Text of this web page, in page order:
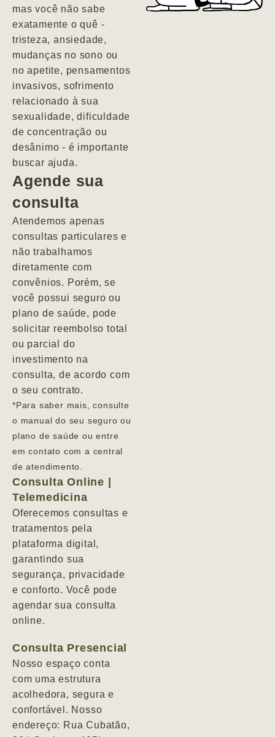
pensamentos
mas você não sabe
exatamente o quê -
tristeza, ansiedade,
mudanças no sono ou
no apetite, pensamentos
invasivos, sofrimento
relacionado à sua
sexualidade, dificuldade
de concentração ou
desânimo - é importante
buscar ajuda.
Agende sua
consulta
Atendemos apenas
consultas particulares e
não trabalhamos
diretamente com
convênios. Porém, se
você possui seguro ou
plano de saúde, pode
solicitar reembolso total
ou parcial do
investimento na
consulta, de acordo com
o seu contrato.
*Para saber mais, consulte
o manual do seu seguro ou
plano de saúde ou entre
em contato com a central
de atendimento.
Consulta Online |
Telemedicina
Oferecemos consultas e
tratamentos pela
plataforma digital,
garantindo sua
segurança, privacidade
e conforto. Você pode
agendar sua consulta
online.
Consulta Presencial
Nosso espaço conta
com uma estrutura
acolhedora, segura e
confortável. Nosso
endereço: Rua Cubatão,